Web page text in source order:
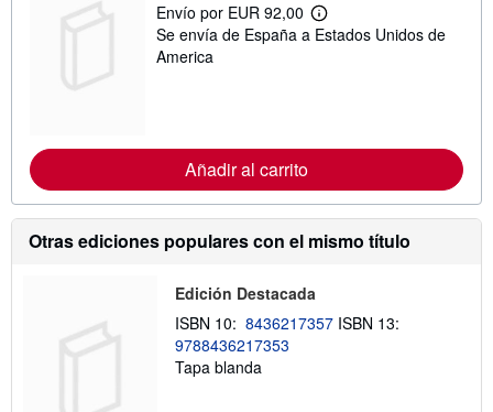
Envío por EUR 92,00
M
á
m
i
ó
n
s
e
l
Se envía de España a Estados Unidos de
America
Añadir al carrito
Otras ediciones populares con el mismo título
Edición Destacada
ISBN 10: 8436217357 ISBN 13:
9788436217353
Tapa blanda